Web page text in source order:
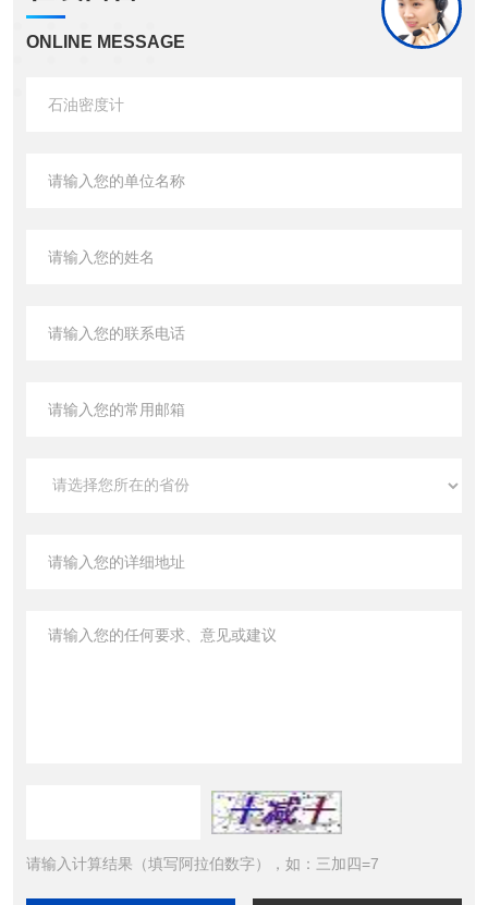
ONLINE MESSAGE
请输入计算结果（填写阿拉伯数字），如：三加四=7